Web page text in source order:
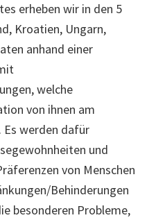
erheben wir in den 5
Kroatien, Ungarn,
anhand einer
welche
von ihnen am
Es werden dafür
und
von Menschen
Behinderungen
besonderen Probleme,